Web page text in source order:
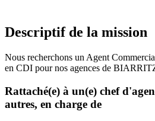
Descriptif de la mission
Nous recherchons un Agent
en CDI pour nos agences de
Rattaché(e) à un(e) chef
autres, en charge de